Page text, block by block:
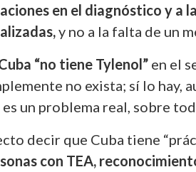
en el diagnóstico y a
y no a la falta de un
“no tiene Tylenol” en el
no exista; sí lo hay,
un problema real, sobre
decir que Cuba tiene
con TEA,